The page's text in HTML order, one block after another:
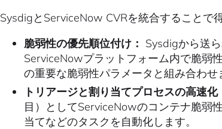
SysdigとServiceNow CVRを統合することで
脆弱性の優先順位付け： Sysdigから送
ServiceNowプラットフォーム内で脆弱
の重要な脆弱性パラメータと組み合わせ
トリアージと割り当てプロセスの高速化
目）としてServiceNowのコンテナ脆弱
当てなどのタスクを自動化します。